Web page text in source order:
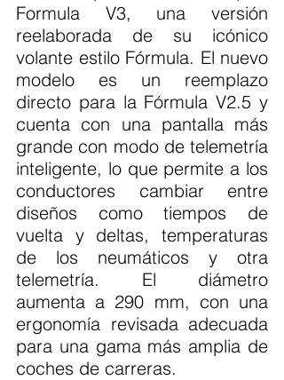
Formula V3, una versión
reelaborada de su icónico
volante estilo Fórmula. El nuevo
modelo es un reemplazo
directo para la Fórmula V2.5 y
cuenta con una pantalla más
grande con modo de telemetría
inteligente, lo que permite a los
conductores cambiar entre
diseños como tiempos de
vuelta y deltas, temperaturas
de los neumáticos y otra
telemetría. El diámetro
aumenta a 290 mm, con una
ergonomía revisada adecuada
para una gama más amplia de
coches de carreras.